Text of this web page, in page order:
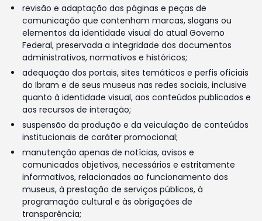
revisão e adaptação das páginas e peças de
comunicação que contenham marcas, slogans ou
elementos da identidade visual do atual Governo
Federal, preservada a integridade dos documentos
administrativos, normativos e históricos;
adequação dos portais, sites temáticos e perfis oficiais
do Ibram e de seus museus nas redes sociais, inclusive
quanto à identidade visual, aos conteúdos publicados e
aos recursos de interação;
suspensão da produção e da veiculação de conteúdos
institucionais de caráter promocional;
manutenção apenas de notícias, avisos e
comunicados objetivos, necessários e estritamente
informativos, relacionados ao funcionamento dos
museus, à prestação de serviços públicos, à
programação cultural e às obrigações de
transparência;